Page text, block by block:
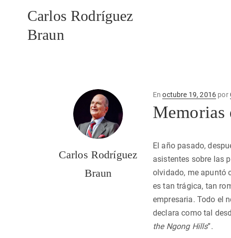
Carlos Rodríguez
Braun
Carlos Rodríguez
Braun
EnPublicado
en
octubre 19, 2016 por
Memorias
El año pasado,
asistentes sobre las
olvidado, me apuntó
es tan trágica, tan
empresaria. Todo el
declara como tal
the Ngong Hills”.